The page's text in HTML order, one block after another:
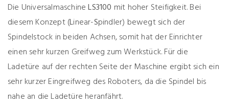
Die UniversalmaschineLS3100 mit hoher Steifigkeit. Bei
diesem Konzept (Linear-Spindler) bewegt sich der
Spindelstock in beiden Achsen, somit hat der Einrichter
einen sehr kurzen Greifweg zum Werkstück. Für die
Ladetüre auf der rechten Seite der Maschine ergibt sich ein
sehr kurzer Eingreifweg des Roboters, da die Spindel bis
nahe an die Ladetüre heranfährt.